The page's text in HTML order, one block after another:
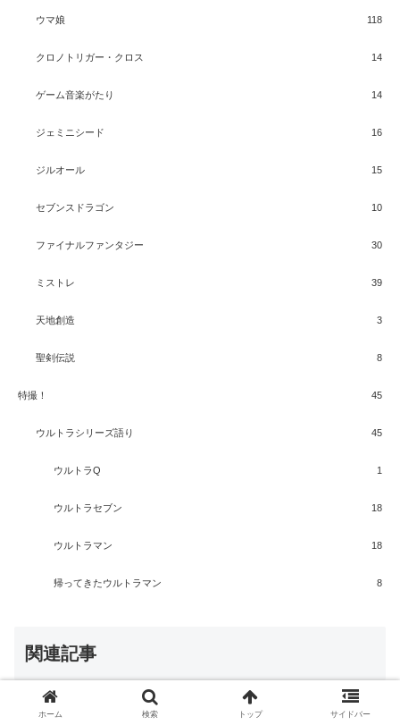
ウマ娘 118
クロノトリガー・クロス 14
ゲーム音楽がたり 14
ジェミニシード 16
ジルオール 15
セブンスドラゴン 10
ファイナルファンタジー 30
ミストレ 39
天地創造 3
聖剣伝説 8
特撮！ 45
ウルトラシリーズ語り 45
ウルトラQ 1
ウルトラセブン 18
ウルトラマン 18
帰ってきたウルトラマン 8
関連記事
実は最強の敵？プロテ星人の故郷・シ
ホーム 検索 トップ サイドバー